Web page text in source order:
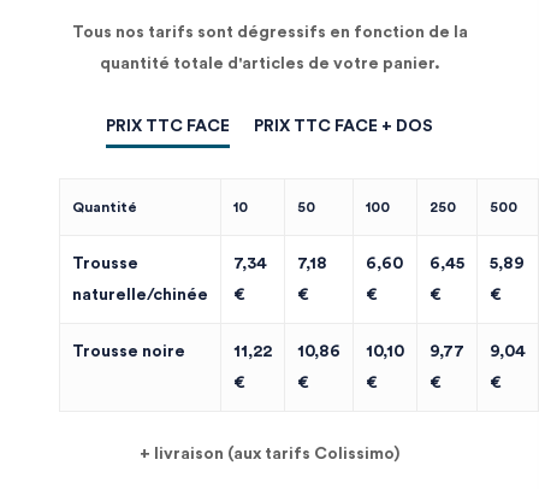
Tous nos tarifs sont dégressifs en fonction de la
quantité totale d'articles de votre panier.
PRIX TTC FACE PRIX TTC FACE + DOS
Quantité 10 50 100 250 500
Trousse
naturelle/chinée
7,34
€
7,18
€
6,60
€
6,45
€
5,89
€
Trousse noire
11,22
€
10,86
€
10,10
€
9,77
€
9,04
€
+ livraison (aux tarifs Colissimo)